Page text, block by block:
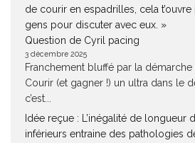
de courir en espadrilles, cela
gens pour discuter avec eux. »
Question de Cyril pacing
3 décembre 2025
Franchement bluffé par la démarche
Courir (et gagner !) un ultra dans le
c’est...
Idée reçue : L’inégalité de longueur
inférieurs entraine des pathologies